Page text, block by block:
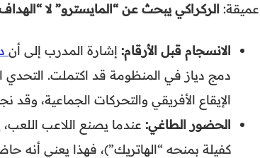
عميقة: الركراكي يبحث عن “المايسترو” لا
الانسجام قبل الأرقام: إشارة المدرب إلى أن
دمج دياز في المنظومة قد اكتملت. التحدي
الإيقاع الأفريقي والتحركات الجماعية، وقد
الحضور الطاغي: عندما يصنع اللاعب
كفيلة بمنحه “الهاتريك”)، فهذا يعني أنه